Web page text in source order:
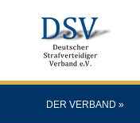
DER VERBAND »